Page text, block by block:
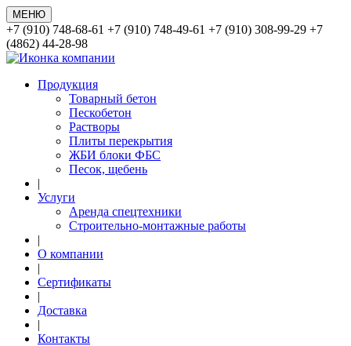
МЕНЮ
+7 (910) 748-68-61 +7 (910) 748-49-61 +7 (910) 308-99-29 +7
(4862) 44-28-98
Продукция
Товарный бетон
Пескобетон
Растворы
Плиты перекрытия
ЖБИ блоки ФБС
Песок, щебень
|
Услуги
Аренда спецтехники
Строительно-монтажные работы
|
О компании
|
Сертификаты
|
Доставка
|
Контакты